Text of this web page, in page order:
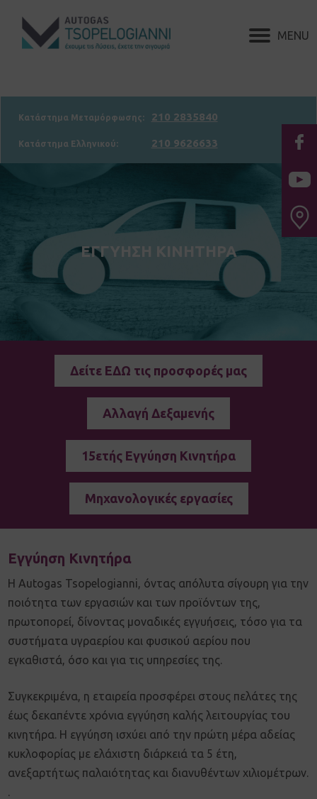
Κατάστημα Μεταμόρφωσης: 210 2835840
Κατάστημα Ελληνικού: 210 9626633
ΕΓΓΥΗΣΗ ΚΙΝΗΤΗΡΑ
Δείτε ΕΔΩ τις προσφορές μας
Αλλαγή Δεξαμενής
15ετής Εγγύηση Κινητήρα
Μηχανολογικές εργασίες
Εγγύηση Κινητήρα
Η Autogas Tsopelogianni, όντας απόλυτα σίγουρη για την
ποιότητα των εργασιών και των προϊόντων της,
πρωτοπορεί, δίνοντας μοναδικές εγγυήσεις, τόσο για τα
συστήματα υγραερίου και φυσικού αερίου που
εγκαθιστά, όσο και για τις υπηρεσίες της.
Συγκεκριμένα, η εταιρεία προσφέρει στους πελάτες της
έως δεκαπέντε χρόνια εγγύηση καλής λειτουργίας του
κινητήρα. Η εγγύηση ισχύει από την πρώτη μέρα αδείας
κυκλοφορίας με ελάχιστη διάρκειά τα 5 έτη,
ανεξαρτήτως παλαιότητας και διανυθέντων χιλιομέτρων.
.